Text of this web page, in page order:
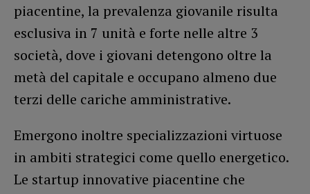
piacentine, la prevalenza giovanile risulta
esclusiva in 7 unità e forte nelle altre 3
società, dove i giovani detengono oltre la
metà del capitale e occupano almeno due
terzi delle cariche amministrative.
Emergono inoltre specializzazioni virtuose
in ambiti strategici come quello energetico.
Le startup innovative piacentine che